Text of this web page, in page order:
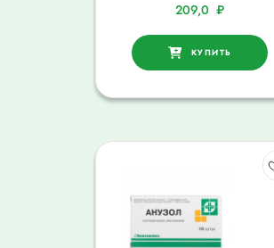
209,0 ₽
КУПИТЬ